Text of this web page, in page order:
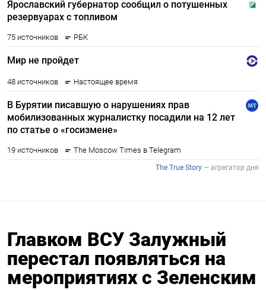
Главком ВСУ Залужный
перестал появляться на
мероприятиях с Зеленским